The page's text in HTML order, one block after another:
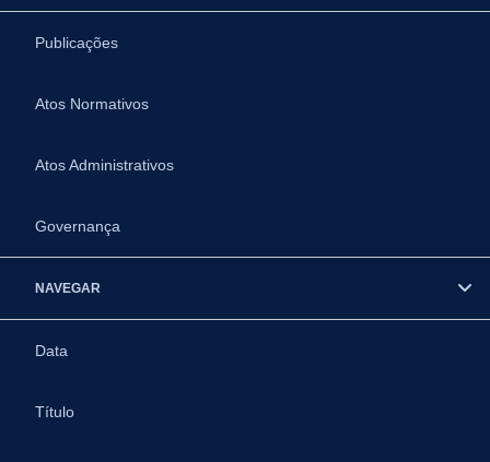
Publicações
Atos Normativos
Atos Administrativos
Governança
NAVEGAR
Data
Título